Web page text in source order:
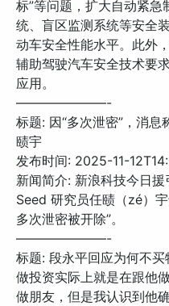
标”等问题，扩大自动紧
统、盲区监测系统等安全
动车安全性能水平。此外
辅助驾驶汽车安全技术要
应用。
———————-
标题: 因“多次泄密”，消
赜宇
发布时间: 2025-11-
新闻简介: 新浪科技今日
Seed 研究员任赜（zé）
多次泄密被开除”。
———————-
标题: 段永平回应为何不买
做投资实际上就是在跟他
做朋友，但是我认识到他